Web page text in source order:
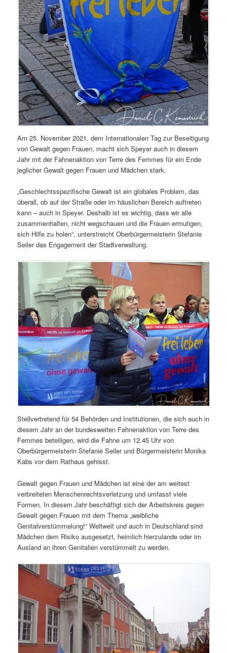
Am 25. November 2021, dem Internationalen Tag zur Beseitigung
von Gewalt gegen Frauen, macht sich Speyer auch in diesem
Jahr mit der Fahnenaktion von Terre des Femmes für ein Ende
jeglicher Gewalt gegen Frauen und Mädchen stark.
„Geschlechtsspezifische Gewalt ist ein globales Problem, das
überall, ob auf der Straße oder im häuslichen Bereich auftreten
kann – auch in Speyer. Deshalb ist es wichtig, dass wir alle
zusammenhalten, nicht wegschauen und die Frauen ermutigen,
sich Hilfe zu holen“, unterstreicht Oberbürgermeisterin Stefanie
Seiler das Engagement der Stadtverwaltung.
Stellvertretend für 54 Behörden und Institutionen, die sich auch in
diesem Jahr an der bundesweiten Fahnenaktion von Terre des
Femmes beteiligen, wird die Fahne um 12.45 Uhr von
Oberbürgermeisterin Stefanie Seiler und Bürgermeisterin Monika
Kabs vor dem Rathaus gehisst.
Gewalt gegen Frauen und Mädchen ist eine der am weitest
verbreiteten Menschenrechtsverletzung und umfasst viele
Formen. In diesem Jahr beschäftigt sich der Arbeitskreis gegen
Gewalt gegen Frauen mit dem Thema „weibliche
Genitalverstümmelung!“ Weltweit und auch in Deutschland sind
Mädchen dem Risiko ausgesetzt, heimlich hierzulande oder im
Ausland an ihren Genitalien verstümmelt zu werden.